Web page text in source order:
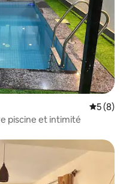
Note
5 (8)
piscine et intimité